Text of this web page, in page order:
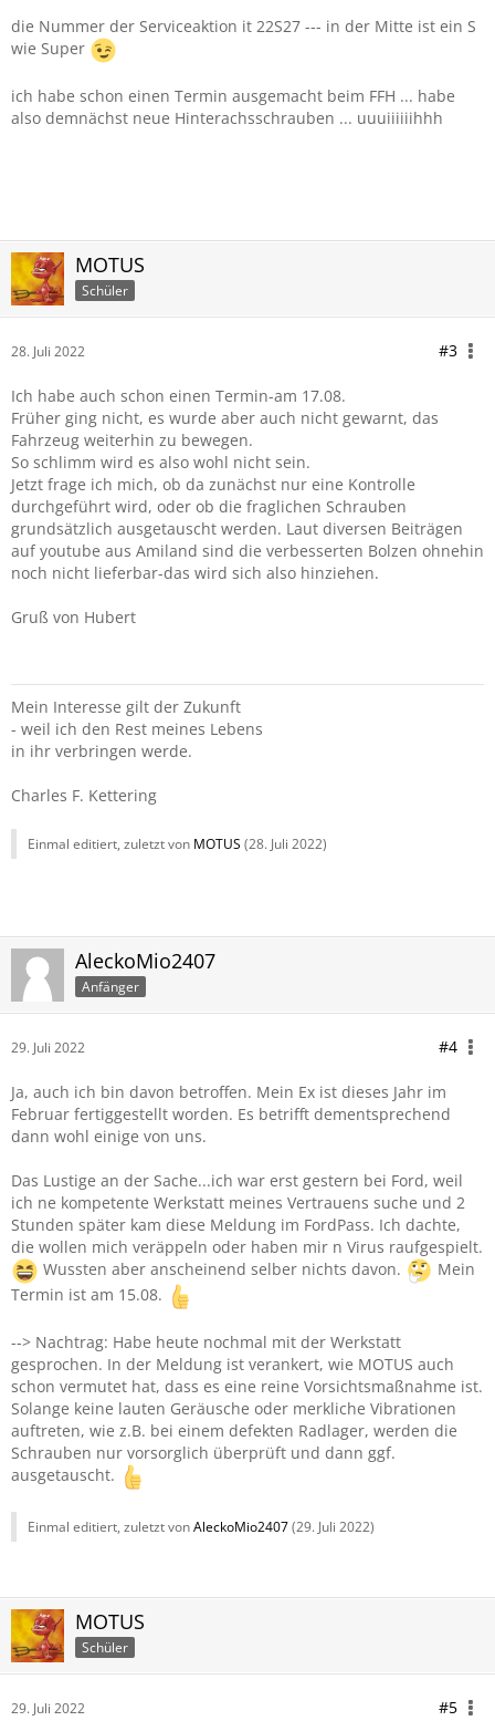
die Nummer der Serviceaktion it 22S27 --- in der Mitte ist ein S
wie Super
ich habe schon einen Termin ausgemacht beim FFH ... habe
also demnächst neue Hinterachsschrauben ... uuuiiiiiihhh
MOTUS
Schüler
28. Juli 2022 #3
Ich habe auch schon einen Termin-am 17.08.
Früher ging nicht, es wurde aber auch nicht gewarnt, das
Fahrzeug weiterhin zu bewegen.
So schlimm wird es also wohl nicht sein.
Jetzt frage ich mich, ob da zunächst nur eine Kontrolle
durchgeführt wird, oder ob die fraglichen Schrauben
grundsätzlich ausgetauscht werden. Laut diversen Beiträgen
auf youtube aus Amiland sind die verbesserten Bolzen ohnehin
noch nicht lieferbar-das wird sich also hinziehen.
Gruß von Hubert
Mein Interesse gilt der Zukunft
- weil ich den Rest meines Lebens
in ihr verbringen werde.
Charles F. Kettering
Einmal editiert, zuletzt von MOTUS (28. Juli 2022)
AleckoMio2407
Anfänger
29. Juli 2022 #4
Ja, auch ich bin davon betroffen. Mein Ex ist dieses Jahr im
Februar fertiggestellt worden. Es betrifft dementsprechend
dann wohl einige von uns.
Das Lustige an der Sache...ich war erst gestern bei Ford, weil
ich ne kompetente Werkstatt meines Vertrauens suche und 2
Stunden später kam diese Meldung im FordPass. Ich dachte,
die wollen mich veräppeln oder haben mir n Virus raufgespielt.
Wussten aber anscheinend selber nichts davon.
Mein
Termin ist am 15.08.
--> Nachtrag: Habe heute nochmal mit der Werkstatt
gesprochen. In der Meldung ist verankert, wie MOTUS auch
schon vermutet hat, dass es eine reine Vorsichtsmaßnahme ist.
Solange keine lauten Geräusche oder merkliche Vibrationen
auftreten, wie z.B. bei einem defekten Radlager, werden die
Schrauben nur vorsorglich überprüft und dann ggf.
ausgetauscht.
Einmal editiert, zuletzt vonAleckoMio2407(29. Juli 2022)
MOTUS
Schüler
29. Juli 2022 #5